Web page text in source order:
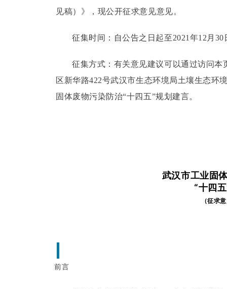
见稿）》，现公开征求意见意见。
征集时间： 自公告之日起至2021年12月30
征集方式： 有关意见建议可以通过访问本
区新华路422号武汉市生态环境局土壤生态环
固体废物污染防治“十四五”规划建言。
武汉市工业固
“十四
（征求
前言